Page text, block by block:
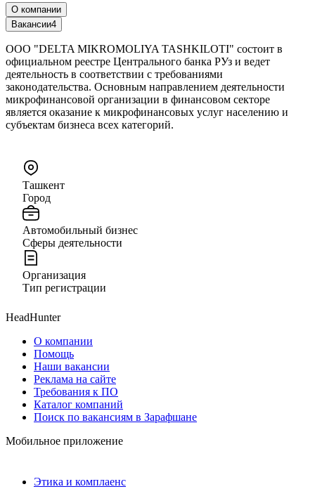
О компании
Вакансии4
ООО "DELTA MIKROMOLIYA TASHKILOTI" состоит в
официальном реестре Центрального банка РУз и ведет
деятельность в соответствии с требованиями
законодательства. Основным направлением деятельности
микрофинансовой организации в финансовом секторе
является оказание к микрофинансовых услуг населению и
субъектам бизнеса всех категорий.
Ташкент
Город
Автомобильный бизнес
Сферы деятельности
Организация
Тип регистрации
HeadHunter
О компании
Помощь
Наши вакансии
Реклама на сайте
Требования к ПО
Каталог компаний
Поиск по вакансиям в Зарафшане
Мобильное приложение
Этика и комплаенс